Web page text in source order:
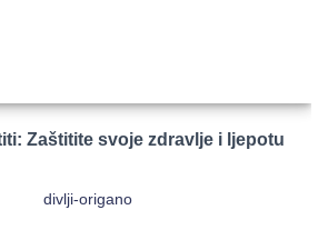
Zaštitite svoje zdravlje i ljepotu